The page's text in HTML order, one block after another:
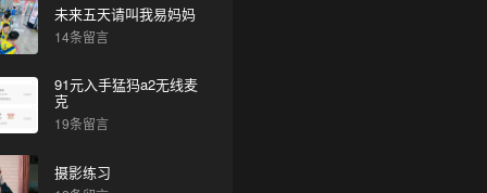
未来五天请叫我易妈妈
14条留言
91元入手猛犸a2无线麦
克
19条留言
摄影练习